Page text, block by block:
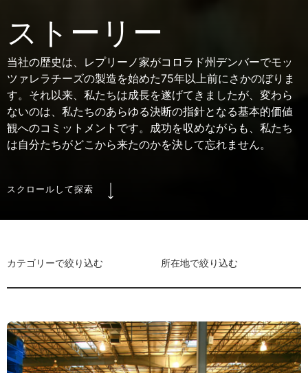
ストーリー
当社の歴史は、レプリーノ家がコロラド州デンバーでモッ
ツァレラチーズの製造を始めた75年以上前にさかのぼりま
す。それ以来、私たちは成長を遂げてきましたが、変わら
ないのは、私たちのあらゆる決断の指針となる基本的価値
観へのコミットメントです。成功を収めながらも、私たち
は自分たちがどこから来たのかを決して忘れません。
スクロールして探索
カテゴリーで絞り込む 所在地で絞り込む